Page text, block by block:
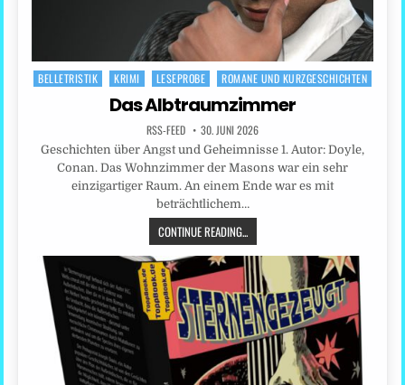
Posted
BELLETRISTIK KRIMI LESEPROBE ROMANE UND KURZGESCHICHTEN
Das Albtraumzimmer
RSS-FEED 30. JUNI 2026
Geschichten über Angst und Geheimnisse 1. Autor: Doyle,
Conan. Das Wohnzimmer der Masons war ein sehr
einzigartiger Raum. An einem Ende war es mit
beträchtlichem…
CONTINUE READING...